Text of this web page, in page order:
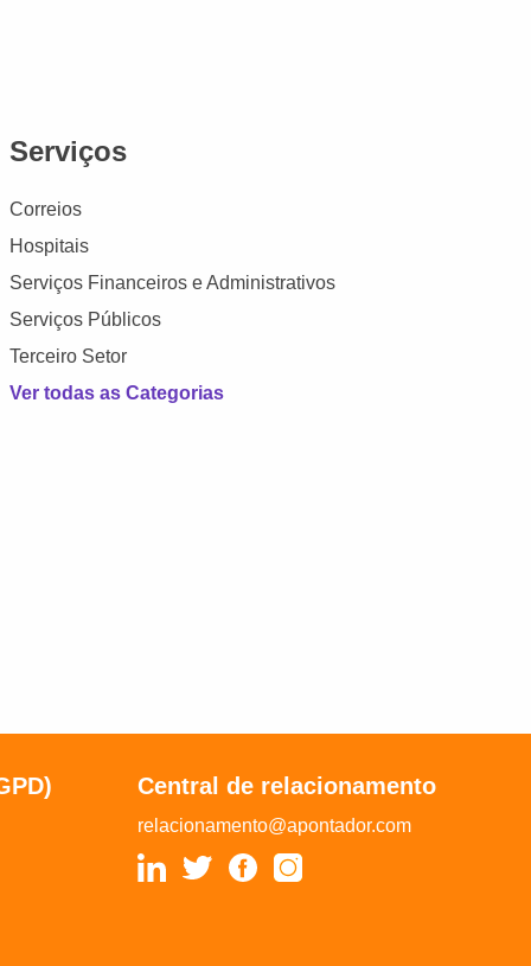
Serviços
Correios
Hospitais
Serviços Financeiros e Administrativos
Serviços Públicos
Terceiro Setor
Ver todas as Categorias
Central de relacionamento
relacionamento@apontador.com